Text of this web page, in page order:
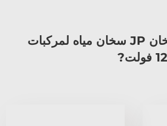
Why choose سخان JP سخان مياه لمركبات